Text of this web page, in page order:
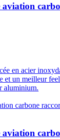
en acier
et un meilleur
aluminium.